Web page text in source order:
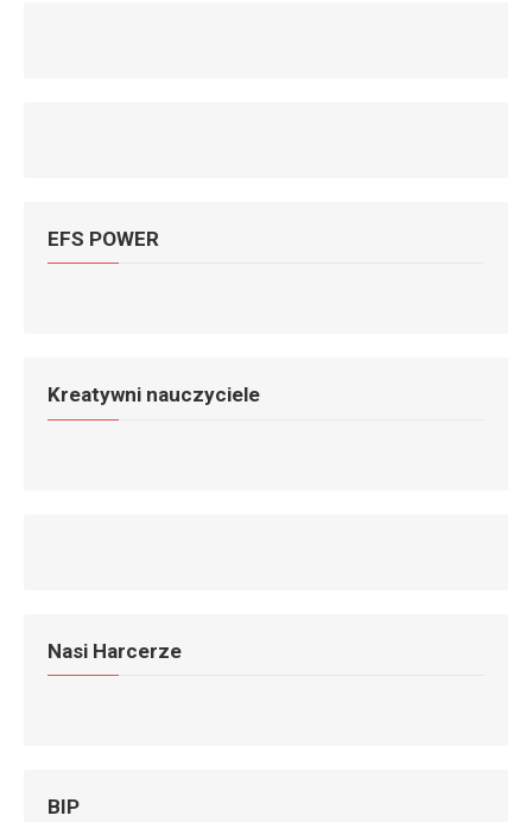
EFS POWER
Kreatywni nauczyciele
Nasi Harcerze
BIP